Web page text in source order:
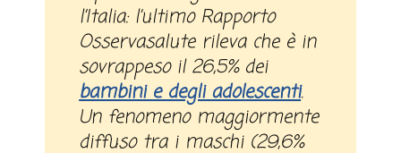
l’Italia: l’ultimo Rapporto
Osservasalute rileva che è in
sovrappeso il 26,5% dei
bambini e degli adolescenti.
Un fenomeno maggiormente
diffuso tra i maschi (29,6%